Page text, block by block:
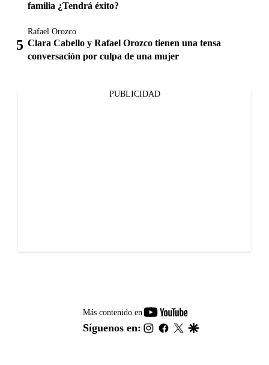
familia ¿Tendrá éxito?
Rafael Orozco
Clara Cabello y Rafael Orozco tienen una tensa
conversación por culpa de una mujer
PUBLICIDAD
Más contenido en
youtube-
footer
Síguenos en: instagram
facebook
twitter